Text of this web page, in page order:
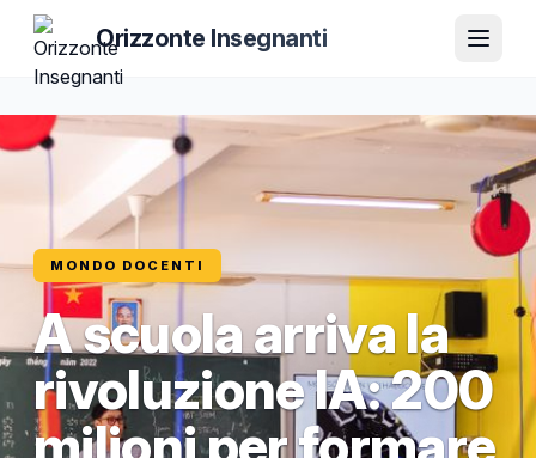
Orizzonte Insegnanti
MONDO DOCENTI
A scuola arriva la
rivoluzione IA: 200